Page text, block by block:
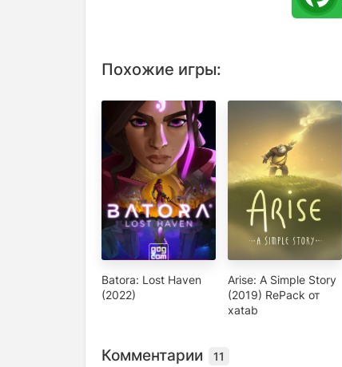
Похожие игры:
Batora: Lost Haven
(2022)
Arise: A Simple Story
(2019) RePack от
xatab
Комментарии 11